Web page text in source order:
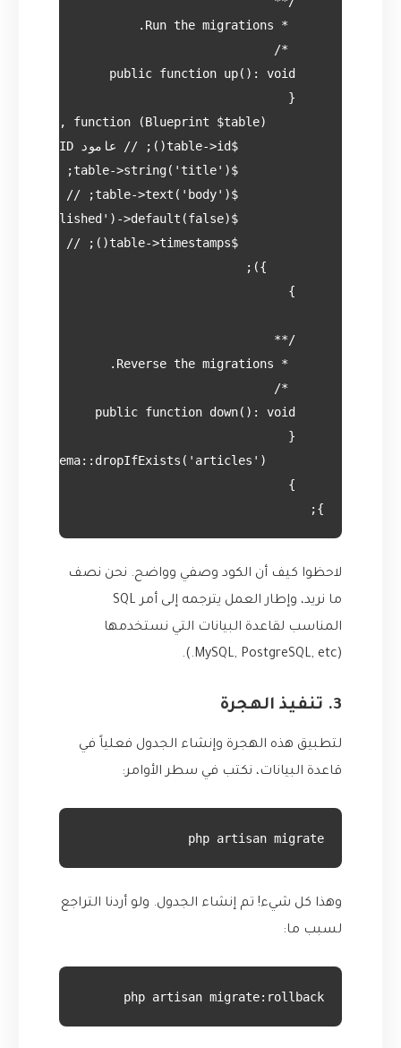
};
لاحظوا كيف أن الكود وصفي وواضح. نحن نصف
ما نريد، وإطار العمل يترجمه إلى أمر SQL
المناسب لقاعدة البيانات التي نستخدمها
(MySQL, PostgreSQL, etc.).
3. تنفيذ الهجرة
لتطبيق هذه الهجرة وإنشاء الجدول فعلياً في
قاعدة البيانات، نكتب في سطر الأوامر:
php artisan migrate
وهذا كل شيء! تم إنشاء الجدول. ولو أردنا التراجع
لسبب ما:
php artisan migrate:rollback